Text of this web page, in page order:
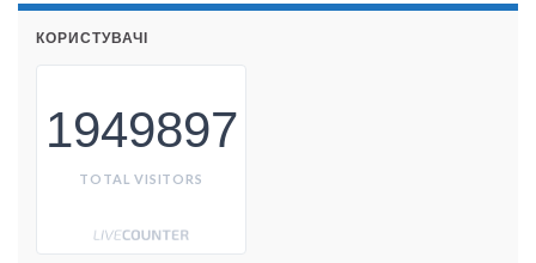
КОРИСТУВАЧІ
1949897
TOTAL VISITORS